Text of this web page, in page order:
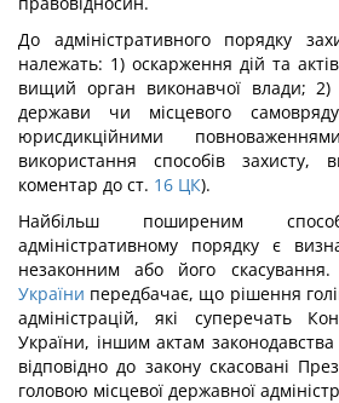
До адміністративного порядку
належать: 1) оскарження дій та
вищий орган виконавчої влади; 2)
держави чи місцевого
юрисдикційними
використання способів захисту,
коментар до ст. 16 ЦК).
Найбільш поширеним
адміністративному порядку є
незаконним або його
України передбачає, що рішення
адміністрацій, які суперечать
України, іншим актам
відповідно до закону скасовані
головою місцевої державної